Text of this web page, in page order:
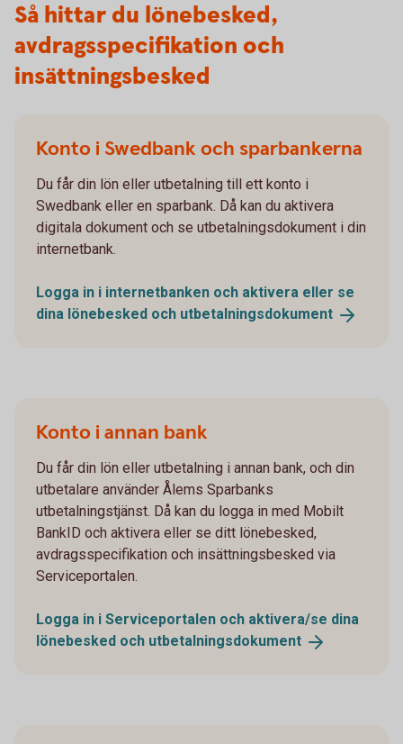
Så hittar du lönebesked,
avdragsspecifikation och
insättningsbesked
Konto i Swedbank och sparbankerna
Du får din lön eller utbetalning till ett konto i
Swedbank eller en sparbank. Då kan du aktivera
digitala dokument och se utbetalningsdokument i din
internetbank.
Logga in i internetbanken och aktivera eller se
dina lönebesked och utbetalningsdokument
Konto i annan bank
Du får din lön eller utbetalning i annan bank, och din
utbetalare använder Ålems Sparbanks
utbetalningstjänst. Då kan du logga in med Mobilt
BankID och aktivera eller se ditt lönebesked,
avdragsspecifikation och insättningsbesked via
Serviceportalen.
Logga in i Serviceportalen och aktivera/se dina
lönebesked och utbetalningsdokument